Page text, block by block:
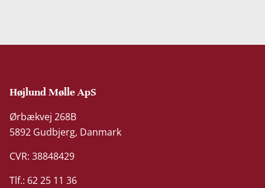
Højlund Mølle ApS
Ørbækvej 268B
5892 Gudbjerg, Danmark
CVR: 38848429
Tlf.: 62 25 11 36